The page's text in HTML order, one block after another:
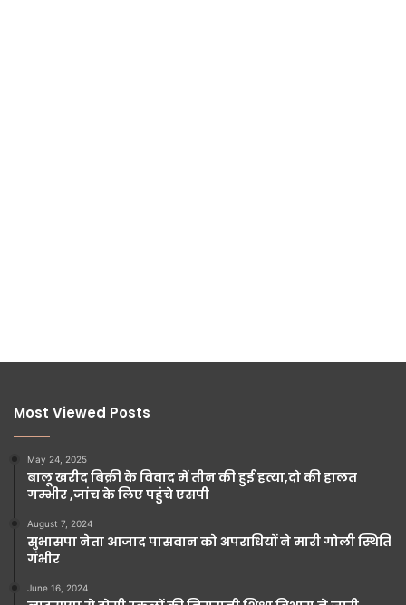
Most Viewed Posts
May 24, 2025
बालू खरीद बिक्री के विवाद में तीन की हुई हत्या,दो की हालत
गम्भीर ,जांच के लिए पहुंचे एसपी
August 7, 2024
सुभासपा नेता आजाद पासवान को अपराधियों ने मारी गोली स्थिति
गंभीर
June 16, 2024